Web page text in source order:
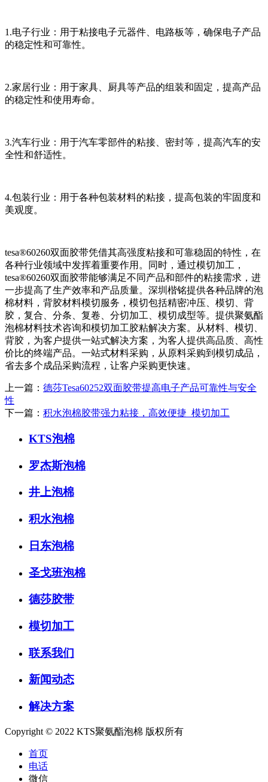
1.电子行业：用于粘接电子元器件、电路板等，确保电子产品
的稳定性和可靠性。
2.家居行业：用于家具、厨具等产品的组装和固定，提高产品
的稳定性和使用寿命。
3.汽车行业：用于汽车零部件的粘接、密封等，提高汽车的安
全性和舒适性。
4.包装行业：用于各种包装材料的粘接，提高包装的牢固度和
美观度。
tesa®60260双面胶带凭借其高强度粘接和可靠稳固的特性，在
各种行业领域中发挥着重要作用。同时，通过模切加工，
tesa®60260双面胶带能够满足不同产品和部件的粘接需求，进
一步提高了生产效率和产品质量。深圳楷铭提供各种品牌的泡
棉材料，背胶材料模切服务，模切包括精密冲压、模切、背
胶，复合、分条、复卷、分切加工、模切成型等。提供聚氨酯
泡棉材料技术咨询和模切加工胶粘解决方案。从材料、模切、
背胶，为客户提供一站式解决方案，为客人提供高品质、高性
价比的终端产品。一站式材料采购，从原料采购到模切成品，
省去多个成品采购流程，让客户采购更快速。
上一篇： 德莎Tesa60252双面胶带提高电子产品可靠性与安全
性
下一篇： 积水泡棉胶带强力粘接，高效便捷_模切加工
KTS泡棉
罗杰斯泡棉
井上泡棉
积水泡棉
日东泡棉
圣戈班泡棉
德莎胶带
模切加工
联系我们
新闻动态
解决方案
Copyright © 2022 KTS聚氨酯泡棉 版权所有
首页
电话
微信